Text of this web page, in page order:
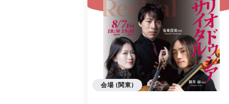
会場 (関東)